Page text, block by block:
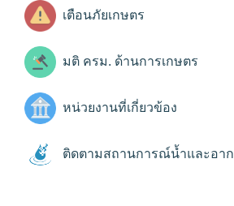
เตือนภัยเกษตร
มติ ครม. ด้านการเกษตร
หน่วยงานที่เกี่ยวข้อง
ติดตามสถานการณ์น้ำและอา